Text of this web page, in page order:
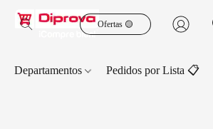
Ofertas 🟡
Departamentos Pedidos por Lista 📋